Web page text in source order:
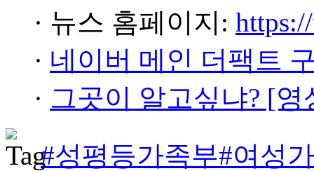
· 뉴스 홈페이지:
· 네이버 메인 더팩트
· 그곳이 알고싶냐? [
#성평등가족부#여성